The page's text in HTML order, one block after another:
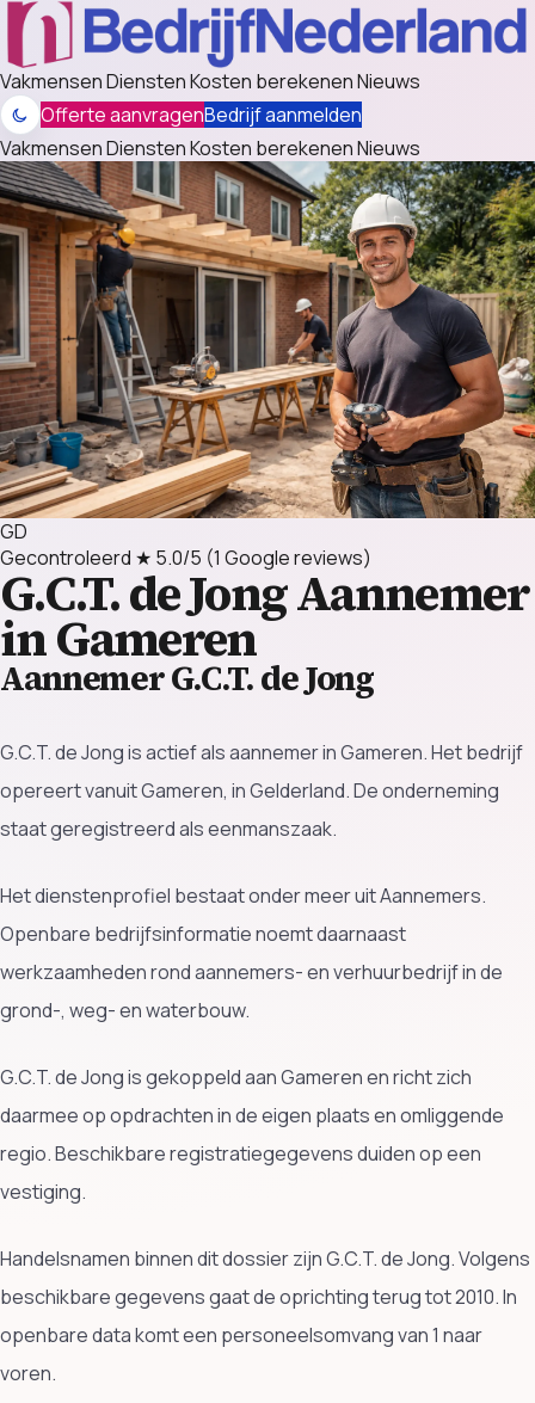
VakmensenDienstenKosten berekenenNieuws
Offerte aanvragenBedrijf aanmelden
VakmensenDienstenKosten berekenenNieuws
GD
Gecontroleerd ★ 5.0/5 (1 Google reviews)
G.C.T. de JongAannemer
in Gameren
Aannemer G.C.T. de Jong
G.C.T. de Jong is actief als aannemer in Gameren. Het bedrijf
opereert vanuit Gameren, in Gelderland. De onderneming
staat geregistreerd als eenmanszaak.
Het dienstenprofiel bestaat onder meer uit Aannemers.
Openbare bedrijfsinformatie noemt daarnaast
werkzaamheden rond aannemers- en verhuurbedrijf in de
grond-, weg- en waterbouw.
G.C.T. de Jong is gekoppeld aan Gameren en richt zich
daarmee op opdrachten in de eigen plaats en omliggende
regio. Beschikbare registratiegegevens duiden op een
vestiging.
Handelsnamen binnen dit dossier zijn G.C.T. de Jong. Volgens
beschikbare gegevens gaat de oprichting terug tot 2010. In
openbare data komt een personeelsomvang van 1 naar
voren.